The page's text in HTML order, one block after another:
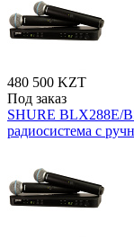
480 500 KZT
Под заказ
SHURE BLX288E/
радиосистема с